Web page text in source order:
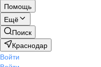
Помощь
Ещё
Поиск
Краснодар
Войти